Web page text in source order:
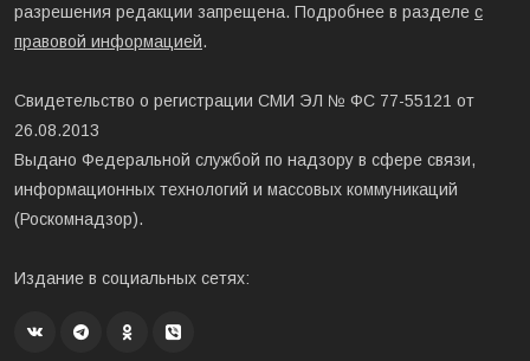
разрешения редакции запрещена. Подробнее в разделе с
правовой информацией.
Свидетельство о регистрации СМИ ЭЛ № ФС 77-55121 от
26.08.2013
Выдано Федеральной службой по надзору в сфере связи,
информационных технологий и массовых коммуникаций
(Роскомнадзор).
Издание в социальных сетях: